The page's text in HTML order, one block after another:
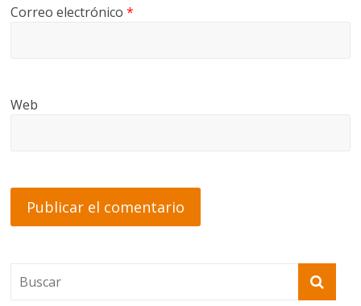
Correo electrónico*
Web